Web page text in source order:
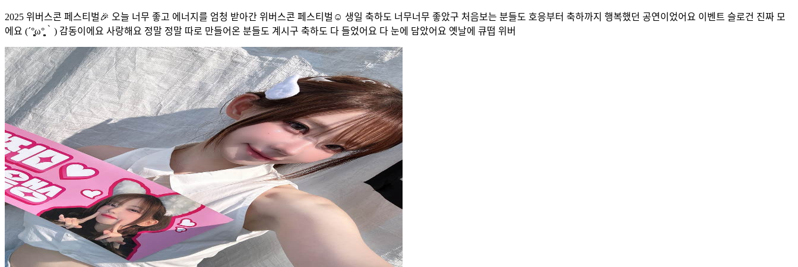
2025 위버스콘 페스티벌🎉 오늘 너무 좋고 에너지를 엄청 받아간 위버스콘 페스티벌☺️ 생일 축하도 너무너무 좋았구 처음보는 분들도 호응부터 축하까지 행복했던 공연이었어요 이벤트 슬로건 진짜 모
에요 (´°̥̥̥̥̥̥̥̥ω°̥̥̥̥̥̥̥̥｀) 감동이에요 사랑해요 정말 정말 따로 만들어온 분들도 계시구 축하도 다 들었어요 다 눈에 담았어요 옛날에 큐떱 위버